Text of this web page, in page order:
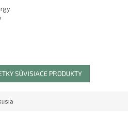
SÚVISIACE PRODUKTY